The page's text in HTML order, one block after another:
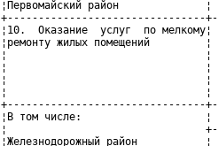
¦Первомайский район
+--------------------------------
¦10.  Оказание  услуг  по
¦ремонту жилых помещений
¦                                ¦
¦                                ¦
¦                                ¦
¦                                ¦
+--------------------------------
¦В том числе:
¦
¦Железнодорожный район